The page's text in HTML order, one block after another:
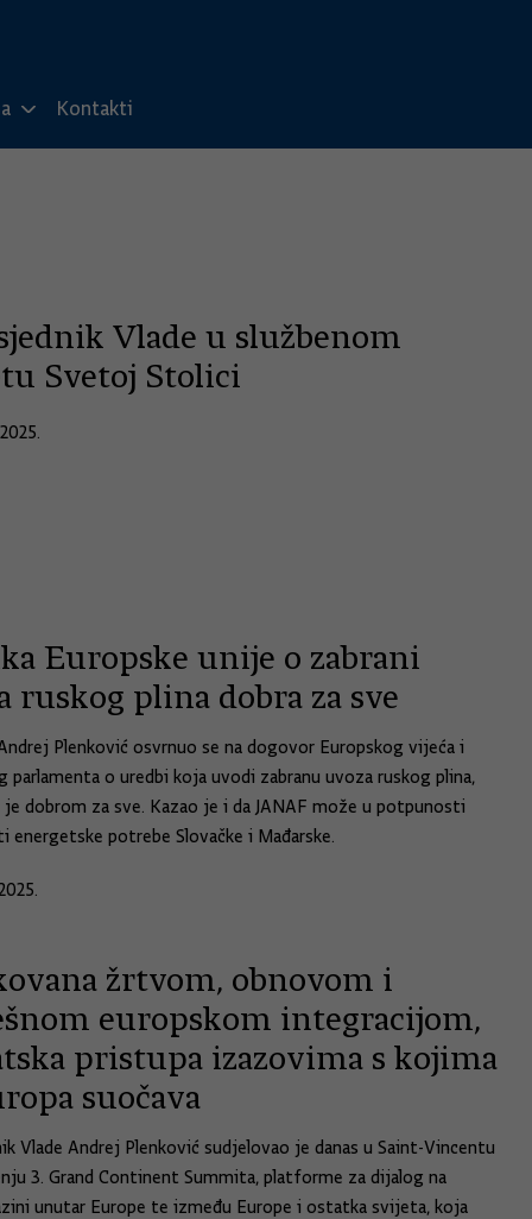
Kontakti
Vlade u službenom
Svetoj Stolici
Europske unije o zabrani
ruskog plina dobra za sve
Plenković osvrnuo se na dogovor Europskog vijeća i
parlamenta o uredbi koja uvodi zabranu uvoza ruskog plina,
dobrom za sve. Kazao je i da JANAF može u potpunosti
energetske potrebe Slovačke i Mađarske.
žrtvom, obnovom i
europskom integracijom,
pristupa izazovima s kojima
suočava
Vlade Andrej Plenković sudjelovao je danas u Saint-Vincentu
3. Grand Continent Summita, platforme za dijalog na
unutar Europe te između Europe i ostatka svijeta, koja